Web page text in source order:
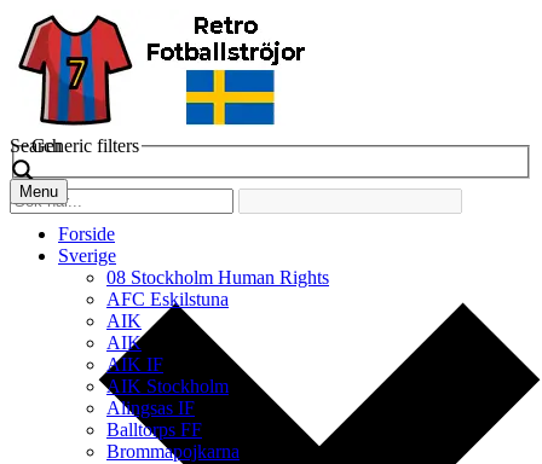
Search
Generic filters
Menu
Forside
Sverige
08 Stockholm Human Rights
AFC Eskilstuna
AIK
AIK
AIK IF
AIK Stockholm
Alingsas IF
Balltorps FF
Brommapojkarna